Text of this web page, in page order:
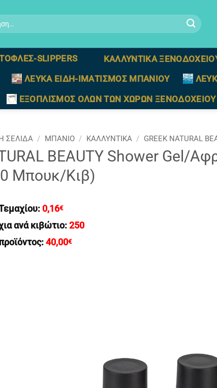
SLIPPERS ΚΑΛΛΥΝΤΙΚΑ
ΛΕΥΚΑ ΕΙΔΗ-ΙΜΑΤΙΣΜΟΣ ΜΠΑΝΙΟΥ
ΕΞΟΠΛΙΣΜΟΣ ΟΛΩΝ ΤΩΝ ΧΩΡΩΝ ΞΕΝΟΔΟΧΕΙΟΥ
ΣΕΛΊΔΑ / ΜΠΑΝΙΟ / ΚΑΛΛΥΝΤΙΚΑ / GREEK NATURAL
BEAUTY Shower Gel/
Μπουκ/Κιβ)
0,16€
ανά κιβώτιο: 250
40,00€